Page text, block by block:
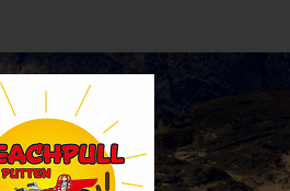
OUR SITE